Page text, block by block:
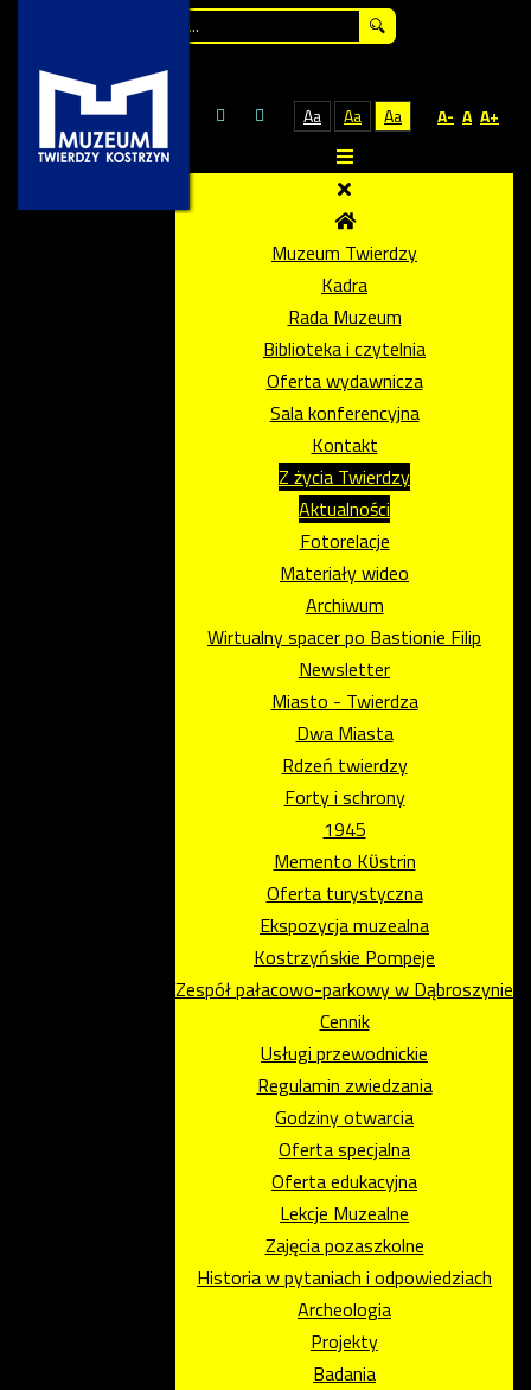
Aa Aa Aa A- A A+
Muzeum Twierdzy
Kadra
Rada Muzeum
Biblioteka i czytelnia
Oferta wydawnicza
Sala konferencyjna
Kontakt
Z życia Twierdzy
Aktualności
Fotorelacje
Materiały wideo
Archiwum
Wirtualny spacer po Bastionie Filip
Newsletter
Miasto - Twierdza
Dwa Miasta
Rdzeń twierdzy
Forty i schrony
1945
Memento Kϋstrin
Oferta turystyczna
Ekspozycja muzealna
Kostrzyńskie Pompeje
Zespół pałacowo-parkowy w Dąbroszynie
Cennik
Usługi przewodnickie
Regulamin zwiedzania
Godziny otwarcia
Oferta specjalna
Oferta edukacyjna
Lekcje Muzealne
Zajęcia pozaszkolne
Historia w pytaniach i odpowiedziach
Archeologia
Projekty
Badania